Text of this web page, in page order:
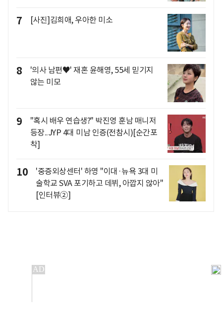
7 [사진]김희애, 우아한 미소
8
'의사 남편♥' 재혼 윤해영, 55세 믿기지
않는 미모
9
"혹시 배우 연습생?" 박진영 훈남 매니저
등장..JYP 4대 미남 인증(전참시)[순간포
착]
10
'중증외상센터' 하영 "이대·뉴욕 3대 미
술학교 SVA 포기하고 데뷔, 아깝지 않아"
[인터뷰②]